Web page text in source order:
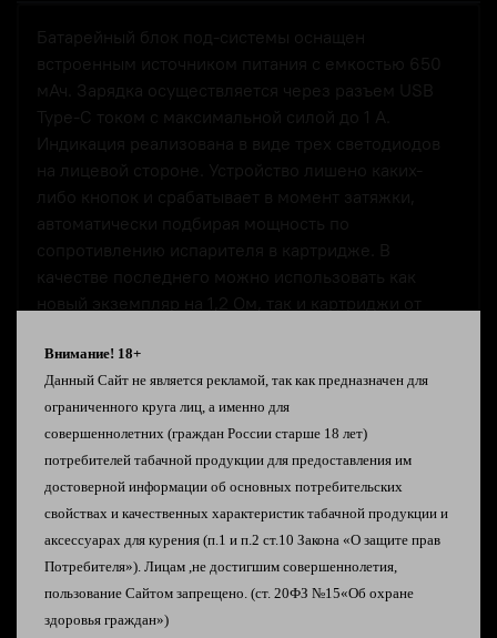
Батарейный блок под-системы оснащен
встроенным источником питания с емкостью 650
мАч. Зарядка осуществляется через разъем USB
Type-C током с максимальной силой до 1 А.
Индикация реализована в виде трех светодиодов
на лицевой стороне. Устройство лишено каких-
либо кнопок и срабатывает в момент затяжки,
автоматически подбирая мощность по
сопротивлению испарителя в картридже. В
качестве последнего можно использовать как
новый экземпляр на 1,2 Ом, так и картриджи от
резервуара составляет 2 мл, а заправка
происходит сверху через съемный мундштук.
Добавлена фирменная защита от протечек.
Характеристики VaporessoZeroS Pod:
Габариты: 84,9 мм * 31,4 мм * 13 мм
Аккумулятор: 650 мАч
Зарядка: USB Type-C, 5 В / 1 А
Вместительность: 2 мл
Картридж: 1,2 Ом
Внимание! 18+
Данный Сайт не является рекламой, так как предназначен для
ограниченного круга лиц, а именно для
совершеннолетних (граждан России старше 18 лет)
потребителей табачной продукции для предоставления им
достоверной информации об основных потребительских
свойствах и качественных характеристик табачной продукции и
аксессуарах для курения (п.1 и п.2 ст.10 Закона «О защите прав
Потребителя»). Лицам ,не достигшим совершеннолетия,
пользование Сайтом запрещено. (ст. 20ФЗ №15«Об охране
здоровья граждан»)